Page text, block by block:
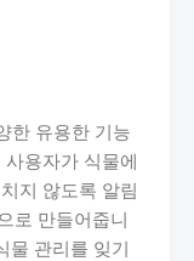
한 유용한 기능
용자가 식물에
지 않도록 알림
로 만들어줍니
물 관리를 잊기